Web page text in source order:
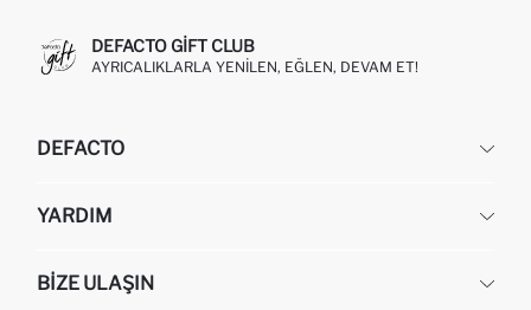
DEFACTO GIFT CLUB
AYRICALIKLARLA YENILEN, EĞLEN, DEVAM ET!
DEFACTO
HAKKIMIZDA
KURUMSAL SATIŞ
YARDIM
SIPARIŞIMI NASIL TAKIP EDERIM?
BIZE ULAŞIN